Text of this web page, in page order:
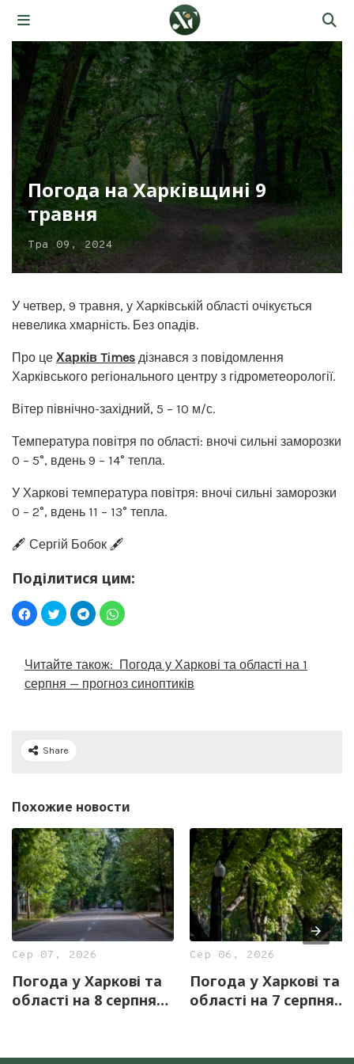
Погода на Харківщині 9
травня
Тра 09, 2024
У четвер, 9 травня, у Харківській області очікується
невелика хмарність. Без опадів.
Про це Харків Times дізнався з повідомлення
Харківського регіонального центру з гідрометеорології.
Вітер північно-західний, 5 – 10 м/с.
Температура повітря по області: вночі сильні заморозки
0 – 5°, вдень 9 – 14° тепла.
У Харкові температура повітря: вночі сильні заморозки
0 – 2°, вдень 11 – 13° тепла.
🖋️ Сергій Бобок 🖋️
Поділитися цим:
Читайте також: Погода у Харкові та області на 1
серпня — прогноз синоптиків
Share
Похожие новости
Сер 07, 2026
Погода у Харкові та
області на 8 серпня
Сер 06, 2026
Погода у Харкові та
області на 7 серпня